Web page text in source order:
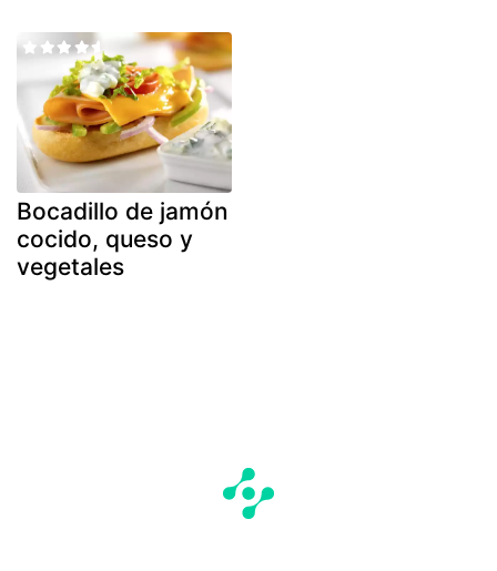
Bocadillo de jamón
cocido, queso y
vegetales